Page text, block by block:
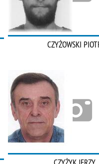
CZYŻOWSKI